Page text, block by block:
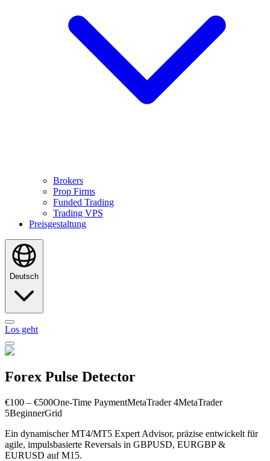
Brokers
Prop Firms
Funded Trading
Trading VPS
Preisgestaltung
Deutsch
Los geht
Forex Pulse Detector
€100 – €500One-Time PaymentMetaTrader 4MetaTrader
5BeginnerGrid
Ein dynamischer MT4/MT5 Expert Advisor, präzise entwickelt für
agile, impulsbasierte Reversals in GBPUSD, EURGBP &
EURUSD auf M15.